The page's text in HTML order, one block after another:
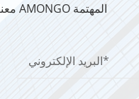
الحصول على اتصال ln معنا لأي حلول عرض AMONGO المهتمة